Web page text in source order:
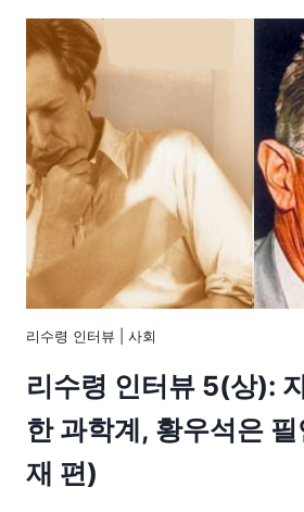
리수령 인터뷰 사회
리수령 인터뷰 5(상):
한 과학계, 황우석은
재 편)